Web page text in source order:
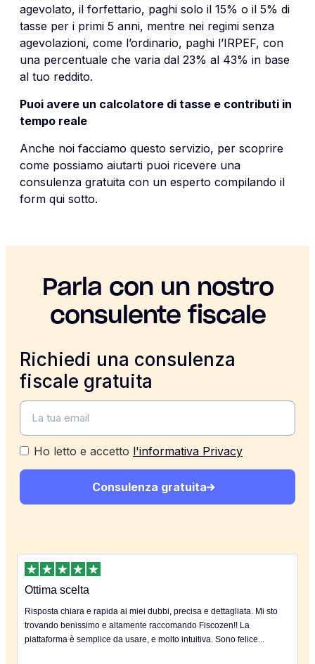
agevolato, il forfettario, paghi solo il 15% o il 5% di
tasse per i primi 5 anni, mentre nei regimi senza
agevolazioni, come l’ordinario, paghi l’IRPEF, con
una percentuale che varia dal 23% al 43% in base
al tuo reddito.
Puoi avere un calcolatore di tasse e contributi in
tempo reale
Anche noi facciamo questo servizio, per scoprire
come possiamo aiutarti puoi ricevere una
consulenza gratuita con un esperto compilando il
form qui sotto.
Parla con un nostro
consulente fiscale
Richiedi una consulenza
fiscale gratuita
Ho letto e accetto l'informativa Privacy
Consulenza gratuita
Ottima scelta
Risposta chiara e rapida ai miei dubbi, precisa e dettagliata. Mi sto
trovando benissimo e altamente raccomando Fiscozen!! La
piattaforma è semplice da usare, e molto intuitiva. Sono felice...